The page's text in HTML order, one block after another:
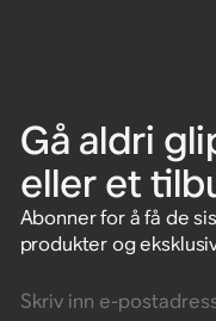
Gå aldri
eller et
Abonner for å få de
produkter og